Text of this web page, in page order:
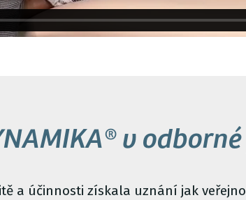
v
a účinnosti získala uznání jak